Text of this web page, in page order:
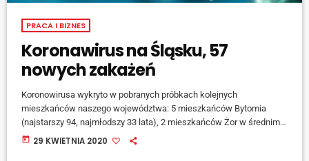
PRACA I BIZNES
Koronawirus na Śląsku, 57
nowych zakażeń
Koronowirusa wykryto w pobranych próbkach kolejnych
mieszkańców naszego województwa: 5 mieszkańców Bytomia
(najstarszy 94, najmłodszy 33 lata), 2 mieszkańców Żor w średnim
wieku, młodej mieszkanki Skoczowa, 18 mieszkańców Rybnika
today 29 KWIETNIA 2020